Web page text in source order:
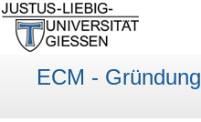
ECM -